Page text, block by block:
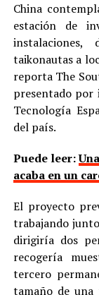
China
estación de
taikonautas a
reporta The
presentado por
Tecnología
del país.
Puede leer:
acaba en un
El proyecto
trabajando
dirigiría dos
recogería
tercero
tamaño de una